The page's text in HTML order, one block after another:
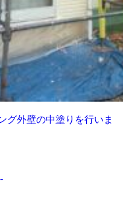
グ外壁の中塗りを行いま